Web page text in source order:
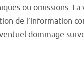
ou omissions. La
de l’information
dommage